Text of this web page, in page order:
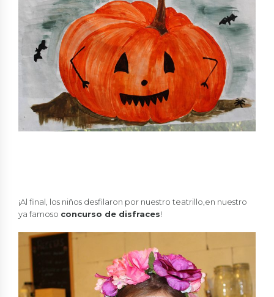
¡Al final, los niños desfilaron por nuestro teatrillo,en nuestro
ya famoso concurso de disfraces!